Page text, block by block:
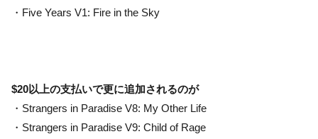
・Five Years V1: Fire in the Sky
$20以上の支払いで更に追加されるのが
・Strangers in Paradise V8: My Other Life
・Strangers in Paradise V9: Child of Rage